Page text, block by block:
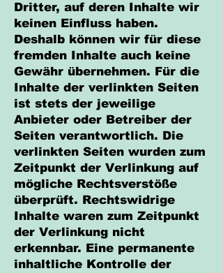
Dritter, auf deren Inhalte wir
keinen Einfluss haben.
Deshalb können wir für diese
fremden Inhalte auch keine
Gewähr übernehmen. Für die
Inhalte der verlinkten Seiten
ist stets der jeweilige
Anbieter oder Betreiber der
Seiten verantwortlich. Die
verlinkten Seiten wurden zum
Zeitpunkt der Verlinkung auf
mögliche Rechtsverstöße
überprüft. Rechtswidrige
Inhalte waren zum Zeitpunkt
der Verlinkung nicht
erkennbar. Eine permanente
inhaltliche Kontrolle der